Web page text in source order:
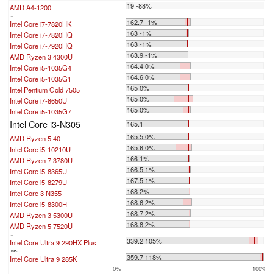
AMD A4-1200 19 -88%
...
Intel Core i7-7820HK
162.7 -1%
Intel Core i7-7820HQ
163 -1%
Intel Core i7-7920HQ
163 -1%
AMD Ryzen 3 4300U
163.9 -1%
Intel Core i5-1035G4
164.4 0%
Intel Core i5-1035G1
164.6 0%
Intel Pentium Gold 7505
165 0%
Intel Core i7-8650U
165 0%
Intel Core i5-1035G7
165 0%
Intel Core i3-N305
165.1
AMD Ryzen 5 40
165.5 0%
Intel Core i5-10210U
165.6 0%
AMD Ryzen 7 3780U
166 1%
Intel Core i5-8365U
166.5 1%
Intel Core i5-8279U
167.5 1%
Intel Core 3 N355
168 2%
Intel Core i5-8300H
168.6 2%
AMD Ryzen 3 5300U
168.7 2%
AMD Ryzen 5 7520U
168.8 2%
...
Intel Core Ultra 9 290HX Plus 339.2 105%
max:
Intel Core Ultra 9 285K 359.7 118%
0% 100%